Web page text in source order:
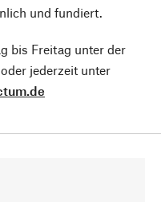
und fundiert.
bis Freitag unter der
jederzeit unter